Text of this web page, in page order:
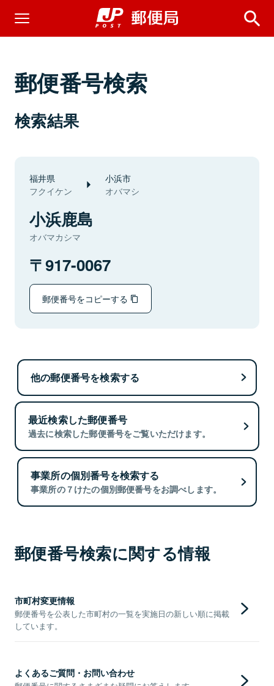
郵便番号検索
検索結果
福井県
フクイケン
小浜市
オバマシ
小浜鹿島
オバマカシマ
917-0067
郵便番号をコピーする
他の郵便番号を検索する
最近検索した郵便番号
過去に検索した郵便番号をご覧いただけます。
事業所の個別番号を検索する
事業所の７けたの個別郵便番号をお調べします。
郵便番号検索に関する情報
市町村変更情報
郵便番号を公表した市町村の一覧を実施日の新しい順に掲載
しています。
よくあるご質問・お問い合わせ